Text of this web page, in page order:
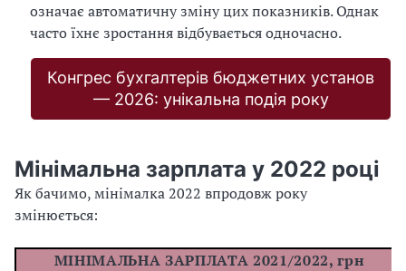
означає автоматичну зміну цих показників. Однак
часто їхнє зростання відбувається одночасно.
Конгрес бухгалтерів бюджетних установ
— 2026: унікальна подія року
Мінімальна зарплата у 2022 році
Як бачимо, мінімалка 2022 впродовж року
змінюється:
МІНІМАЛЬНА ЗАРПЛАТА 2021/2022, грн